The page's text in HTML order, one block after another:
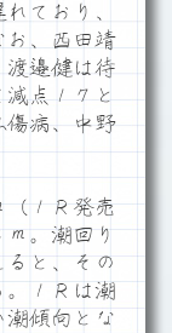
ており、
お、西田靖
渡邉健は待
点１７と
傷病、中野
１Ｒ発売
。潮回り
と、その
。１Ｒは潮
潮傾向とな